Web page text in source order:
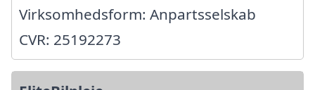
Virksomhedsform: Anpartsselskab
CVR: 25192273